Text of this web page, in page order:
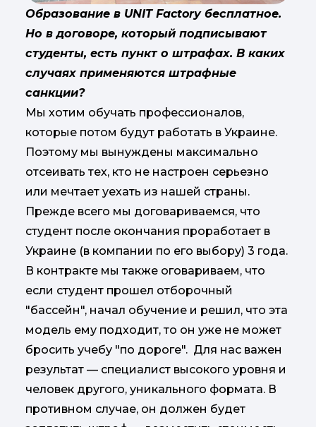
Образование в UNIT Factory бесплатное.
Но в договоре, который подписывают
студенты, есть пункт о штрафах. В каких
случаях применяются штрафные
санкции?
Мы хотим обучать профессионалов,
которые потом будут работать в Украине.
Поэтому мы вынуждены максимально
отсеивать тех, кто не настроен серьезно
или мечтает уехать из нашей страны.
Прежде всего мы договариваемся, что
студент после окончания проработает в
Украине (в компании по его выбору) 3 года.
В контракте мы также оговариваем, что
если студент прошел отборочный
"бассейн", начал обучение и решил, что эта
модель ему подходит, то он уже не может
бросить учебу "по дороге". Для нас важен
результат — специалист высокого уровня и
человек другого, уникального формата. В
противном случае, он должен будет